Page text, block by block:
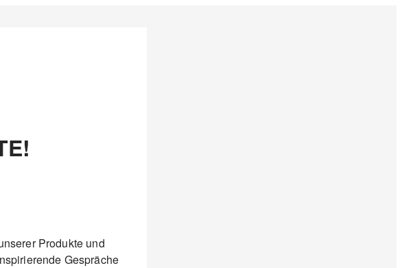
Produkte und
Gespräche